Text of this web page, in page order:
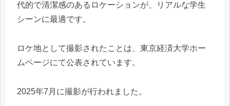
代的で清潔感のあるロケーションが、リアルな学生
シーンに最適です。
ロケ地として撮影されたことは、東京経済大学ホー
ムページにて公表されています。
2025年7 月に撮影が行われました。